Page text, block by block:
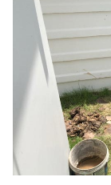
ราคา
ทอง
ราคา
น้ำมัน
ตี้